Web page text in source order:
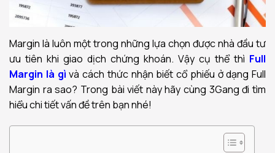
Margin là luôn một trong những lựa chọn được nhà đầu tư
ưu tiên khi giao dịch chứng khoán. Vậy cụ thể thì Full
Margin là gì và cách thức nhận biết cổ phiếu ở dạng Full
Margin ra sao? Trong bài viết này hãy cùng 3Gang đi tìm
hiểu chi tiết vấn đề trên bạn nhé!